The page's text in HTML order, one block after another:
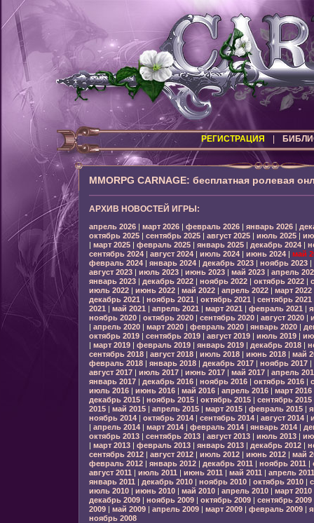
РЕГИСТРАЦИЯ
MMORPG CARNAGE: бесплатная ролевая
АРХИВ НОВОСТЕЙ ИГРЫ:
апрель 2026| март 2026| февраль 2026| январь 2026|
октябрь 2025| сентябрь 2025| август 2025| июль 2025|
| март 2025| февраль 2025| январь 2025| декабрь 2024|
сентябрь 2024| август 2024| июль 2024| июнь 2024| май
февраль 2024| январь 2024| декабрь 2023| ноябрь 2023|
август 2023| июль 2023| июнь 2023| май 2023| апрель
январь 2023| декабрь 2022| ноябрь 2022| октябрь 2022|
июль 2022| июнь 2022| май 2022| апрель 2022| март 2022
декабрь 2021 | ноябрь 2021 | октябрь 2021 | сентябрь 2021
2021 | май 2021 | апрель 2021 | март 2021 | февраль 2021 |
ноябрь 2020| октябрь 2020| сентябрь 2020| август 2020|
| апрель 2020| март 2020| февраль 2020| январь 2020|
октябрь 2019| сентябрь 2019| август 2019| июль 2019|
| март 2019| февраль 2019| январь 2019| декабрь 2018|
сентябрь 2018| август 2018| июль 2018| июнь 2018| май
февраль 2018| январь 2018| декабрь 2017| ноябрь 2017|
август 2017| июль 2017| июнь 2017| май 2017| апрель
январь 2017| декабрь 2016| ноябрь 2016| октябрь 2016|
июль 2016| июнь 2016| май 2016| апрель 2016| март 2016
декабрь 2015| ноябрь 2015| октябрь 2015| сентябрь 2015
2015| май 2015| апрель 2015| март 2015| февраль 2015|
ноябрь 2014| октябрь 2014| сентябрь 2014| август 2014|
| апрель 2014| март 2014| февраль 2014| январь 2014|
октябрь 2013| сентябрь 2013| август 2013| июль 2013|
| март 2013| февраль 2013| январь 2013| декабрь 2012|
сентябрь 2012| август 2012| июль 2012| июнь 2012| май
февраль 2012| январь 2012| декабрь 2011 | ноябрь 2011 |
август 2011 | июль 2011 | июнь 2011 | май 2011 | апрель 2011
январь 2011 | декабрь 2010| ноябрь 2010| октябрь 2010|
июль 2010| июнь 2010| май 2010| апрель 2010| март 2010
декабрь 2009| ноябрь 2009| октябрь 2009| сентябрь 2009
2009| май 2009| апрель 2009| март 2009| февраль 2009|
ноябрь 2008